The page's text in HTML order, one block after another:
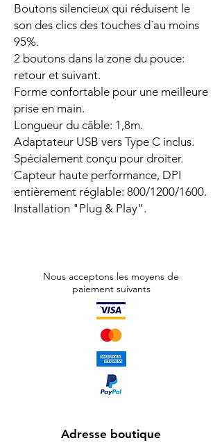
Boutons silencieux qui réduisent le
son des clics des touches d´au moins
95%.
2 boutons dans la zone du pouce:
retour et suivant.
Forme confortable pour une meilleure
prise en main.
Longueur du câble: 1,8m.
Adaptateur USB vers Type C inclus.
Spécialement conçu pour droiter.
Capteur haute performance, DPI
entièrement réglable: 800/1200/1600.
Installation "Plug & Play".
Nous acceptons les moyens de
paiement suivants
Adresse boutique